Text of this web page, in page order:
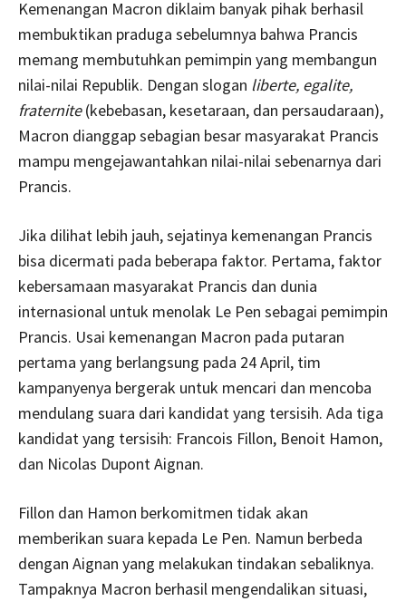
Kemenangan Macron diklaim banyak pihak berhasil
membuktikan praduga sebelumnya bahwa Prancis
memang membutuhkan pemimpin yang membangun
nilai-nilai Republik. Dengan slogan liberte, egalite,
fraternite(kebebasan, kesetaraan, dan persaudaraan),
Macron dianggap sebagian besar masyarakat Prancis
mampu mengejawantahkan nilai-nilai sebenarnya dari
Prancis.
Jika dilihat lebih jauh, sejatinya kemenangan Prancis
bisa dicermati pada beberapa faktor. Pertama, faktor
kebersamaan masyarakat Prancis dan dunia
internasional untuk menolak Le Pen sebagai pemimpin
Prancis. Usai kemenangan Macron pada putaran
pertama yang berlangsung pada 24 April, tim
kampanyenya bergerak untuk mencari dan mencoba
mendulang suara dari kandidat yang tersisih. Ada tiga
kandidat yang tersisih: Francois Fillon, Benoit Hamon,
dan Nicolas Dupont Aignan.
Fillon dan Hamon berkomitmen tidak akan
memberikan suara kepada Le Pen. Namun berbeda
dengan Aignan yang melakukan tindakan sebaliknya.
Tampaknya Macron berhasil mengendalikan situasi,